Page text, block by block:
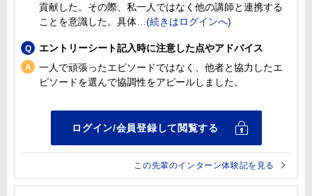
貢献した。その際、私一人ではなく他の講師と連携する
ことを意識した。具体
エントリーシート記入時に注意した点やアドバイス
一人で頑張ったエピソードではなく、他者と協力したエ
ピソードを選んで協調性をアピールしました。
この先輩のインターン体験記を見る